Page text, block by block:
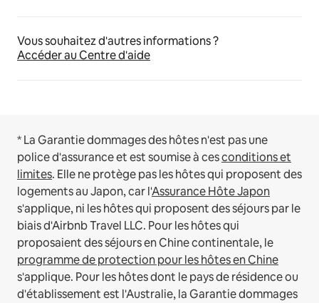
Vous souhaitez d'autres informations ?
Accéder au Centre d'aide
* La Garantie dommages des hôtes n'est pas une
police d'assurance et est soumise à cesconditions et
limites. Elle ne protège pas les hôtes qui proposent des
logements au Japon, car l'Assurance Hôte Japon
s'applique, ni les hôtes qui proposent des séjours par le
biais d'Airbnb Travel LLC. Pour les hôtes qui
proposaient des séjours en Chine continentale, le
programme de protection pour les hôtes en Chine
s'applique. Pour les hôtes dont le pays de résidence ou
d'établissement est l'Australie, la Garantie dommages